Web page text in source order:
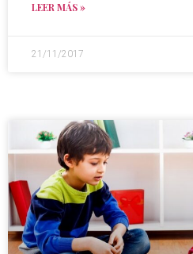
LEER MÁS »
21/11/2017